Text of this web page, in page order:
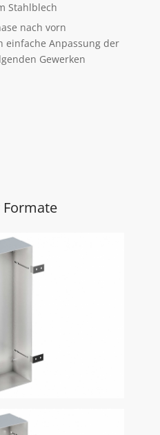
Stahlblech
nach vorn
einfache Anpassung der
Gewerken